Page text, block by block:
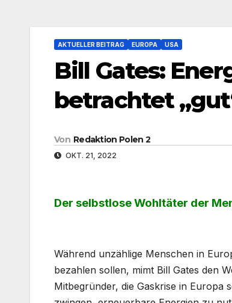
AKTUELLER BEITRAG EUROPA USA
Bill Gates:
betrachtet
Von Redaktion Polen 2
OKT. 21, 2022
Der selbstlose Wohltäter der
Während unzählige Menschen in
bezahlen sollen, mimt Bill Gates den
Mitbegründer, die Gaskrise in Europa